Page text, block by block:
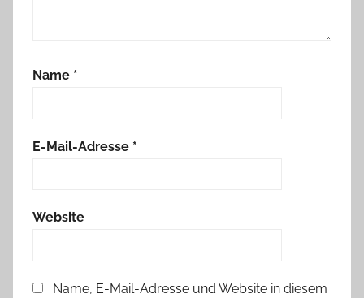
Name *
E-Mail-Adresse *
Website
Name, E-Mail-Adresse und Website in diesem